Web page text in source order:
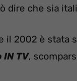
dire che sia
il 2002 è stata
IN TV,